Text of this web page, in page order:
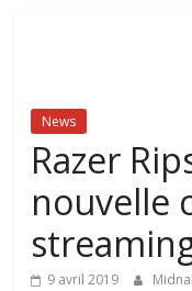
News
Razer
nouvelle
9 avril 2019